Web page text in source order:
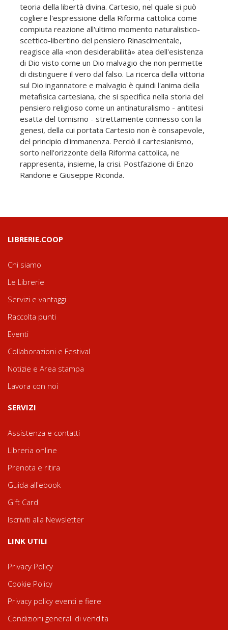
teoria della libertà divina. Cartesio, nel quale si può
cogliere l'espressione della Riforma cattolica come
compiuta reazione all'ultimo momento naturalistico-
scettico-libertino del pensiero Rinascimentale,
reagisce alla «non desiderabilità» atea dell'esistenza
di Dio visto come un Dio malvagio che non permette
di distinguere il vero dal falso. La ricerca della vittoria
sul Dio ingannatore e malvagio è quindi l'anima della
metafisica cartesiana, che si specifica nella storia del
pensiero religioso come un antinaturalismo - antitesi
esatta del tomismo - strettamente connesso con la
genesi, della cui portata Cartesio non è consapevole,
del principio d'immanenza. Perciò il cartesianismo,
sorto nell'orizzonte della Riforma cattolica, ne
rappresenta, insieme, la crisi. Postfazione di Enzo
Randone e Giuseppe Riconda.
LIBRERIE.COOP
Chi siamo
Le Librerie
Servizi e vantaggi
Raccolta punti
Eventi
Collaborazioni e Festival
Notizie e Area stampa
Lavora con noi
SERVIZI
Assistenza e contatti
Libreria online
Prenota e ritira
Guida all'ebook
Gift Card
Iscriviti alla Newsletter
LINK UTILI
Privacy Policy
Cookie Policy
Privacy policy eventi e fiere
Condizioni generali di vendita